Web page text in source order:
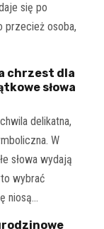
się po
przecież osoba,
chrzest dla
słowa
delikatna,
W
słowa wydają
wybrać
niosą…